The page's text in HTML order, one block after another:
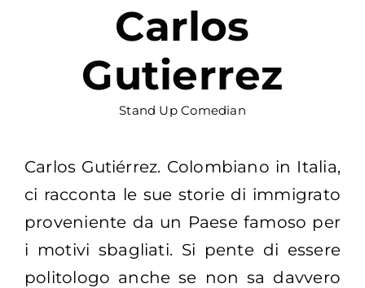
Carlos
Gutierrez
Stand Up Comedian
Carlos Gutiérrez. Colombiano in Italia,
ci racconta le sue storie di immigrato
proveniente da un Paese famoso per
i motivi sbagliati. Si pente di essere
politologo anche se non sa davvero